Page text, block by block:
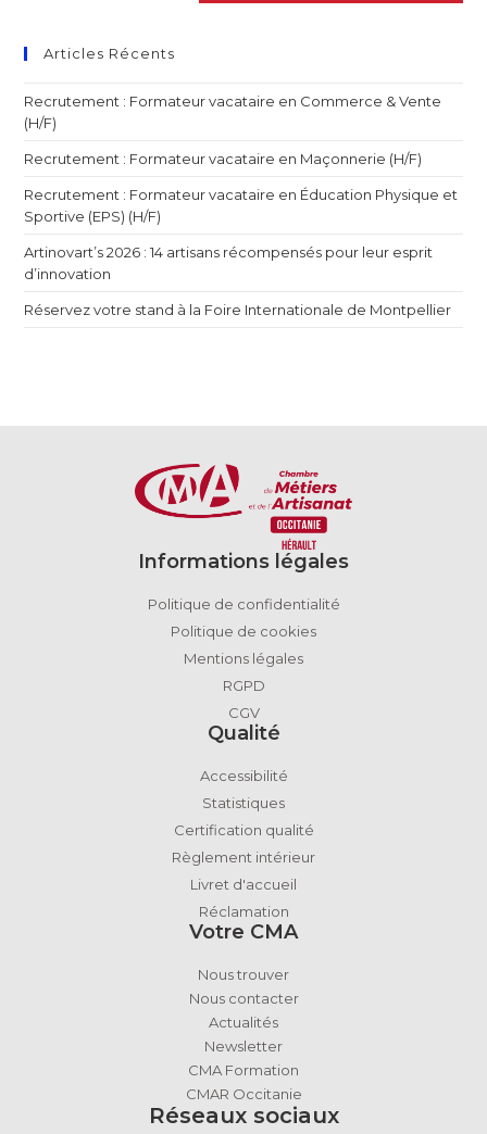
Articles Récents
Recrutement : Formateur vacataire en Commerce & Vente
(H/F)
Recrutement : Formateur vacataire en Maçonnerie (H/F)
Recrutement : Formateur vacataire en Éducation Physique et
Sportive (EPS) (H/F)
Artinovart’s 2026 : 14 artisans récompensés pour leur esprit
d’innovation
Réservez votre stand à la Foire Internationale de Montpellier
Informations légales
Politique de confidentialité
Politique de cookies
Mentions légales
RGPD
CGV
Qualité
Accessibilité
Statistiques
Certification qualité
Règlement intérieur
Livret d'accueil
Réclamation
Votre CMA
Nous trouver
Nous contacter
Actualités
Newsletter
CMA Formation
CMAR Occitanie
Réseaux sociaux